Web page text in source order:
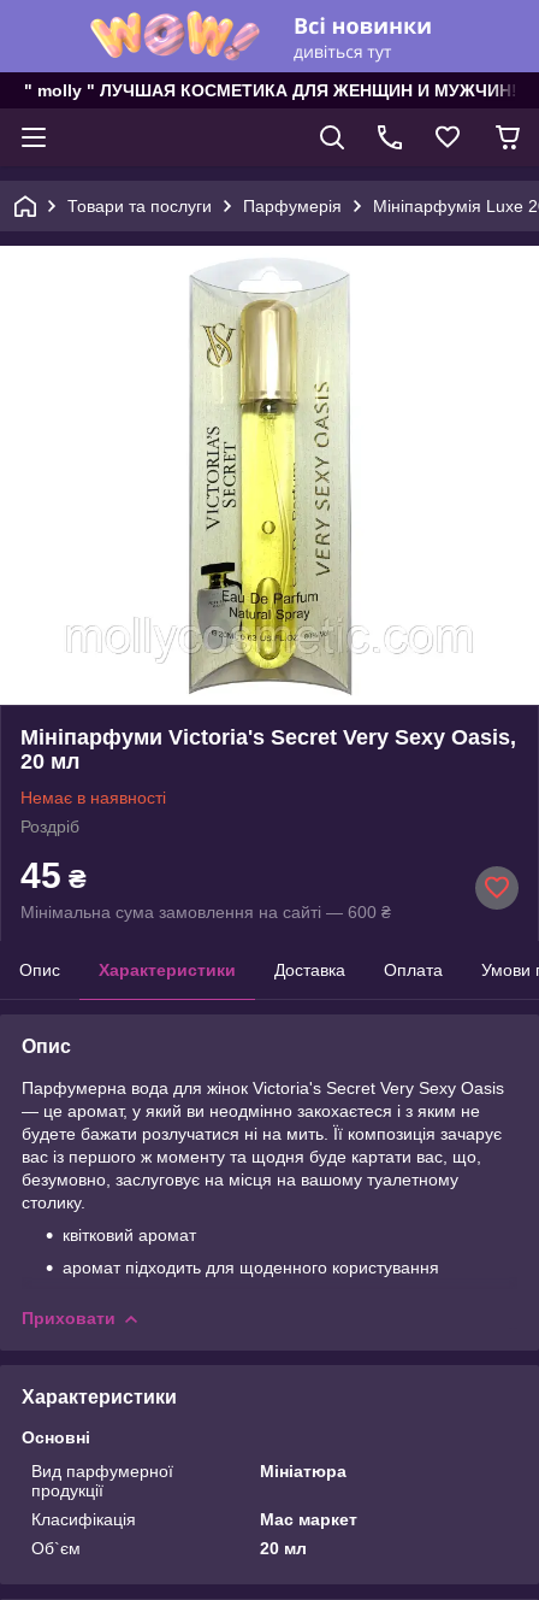
" molly " ЛУЧШАЯ КОСМЕТИКА ДЛЯ ЖЕНЩИН И МУЖЧИН!
Товари та послуги Парфумерія Мініпарфумія Luxe
Мініпарфуми Victoria's Secret Very Sexy Oasis,
20 мл
Немає в наявності
Роздріб
45 ₴
Мінімальна сума замовлення на сайті — 600 ₴
Опис Характеристики Доставка Оплата Умови
Опис
Парфумерна вода для жінок Victoria's Secret Very Sexy Oasis
— це аромат, у який ви неодмінно закохаєтеся і з яким не
будете бажати розлучатися ні на мить. Її композиція зачарує
вас із першого ж моменту та щодня буде картати вас, що,
безумовно, заслуговує на місця на вашому туалетному
столику.
квітковий аромат
аромат підходить для щоденного користування
Приховати
Характеристики
Основні
Вид парфумерної
продукції
Мініатюра
Класифікація
Мас маркет
Об`єм
20 мл